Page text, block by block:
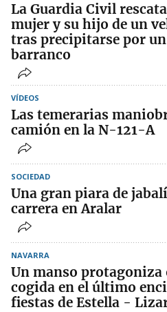
La Guardia Civil
mujer y su hijo de un
tras precipitarse por un
barranco
VÍDEOS
Las temerarias
camión en la N-121-A
SOCIEDAD
Una gran piara de
carrera en Aralar
NAVARRA
Un manso protagoniza
cogida en el último
fiestas de Estella -